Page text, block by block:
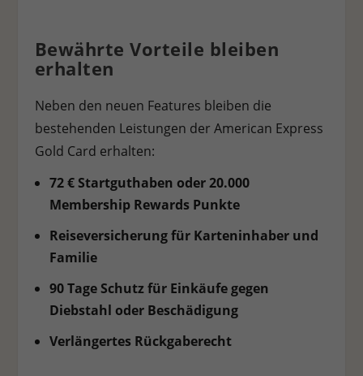
Bewährte Vorteile bleiben
erhalten
Neben den neuen Features bleiben die
bestehenden Leistungen der American Express
Gold Card erhalten:
72 € Startguthaben oder 20.000
Membership Rewards Punkte
Reiseversicherung für Karteninhaber und
Familie
90 Tage Schutz für Einkäufe gegen
Diebstahl oder Beschädigung
Verlängertes Rückgaberecht